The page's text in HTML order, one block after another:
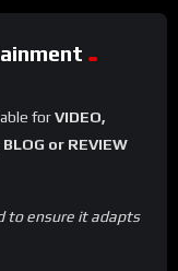
forVIDEO,
or REVIEW
to ensure it adapts